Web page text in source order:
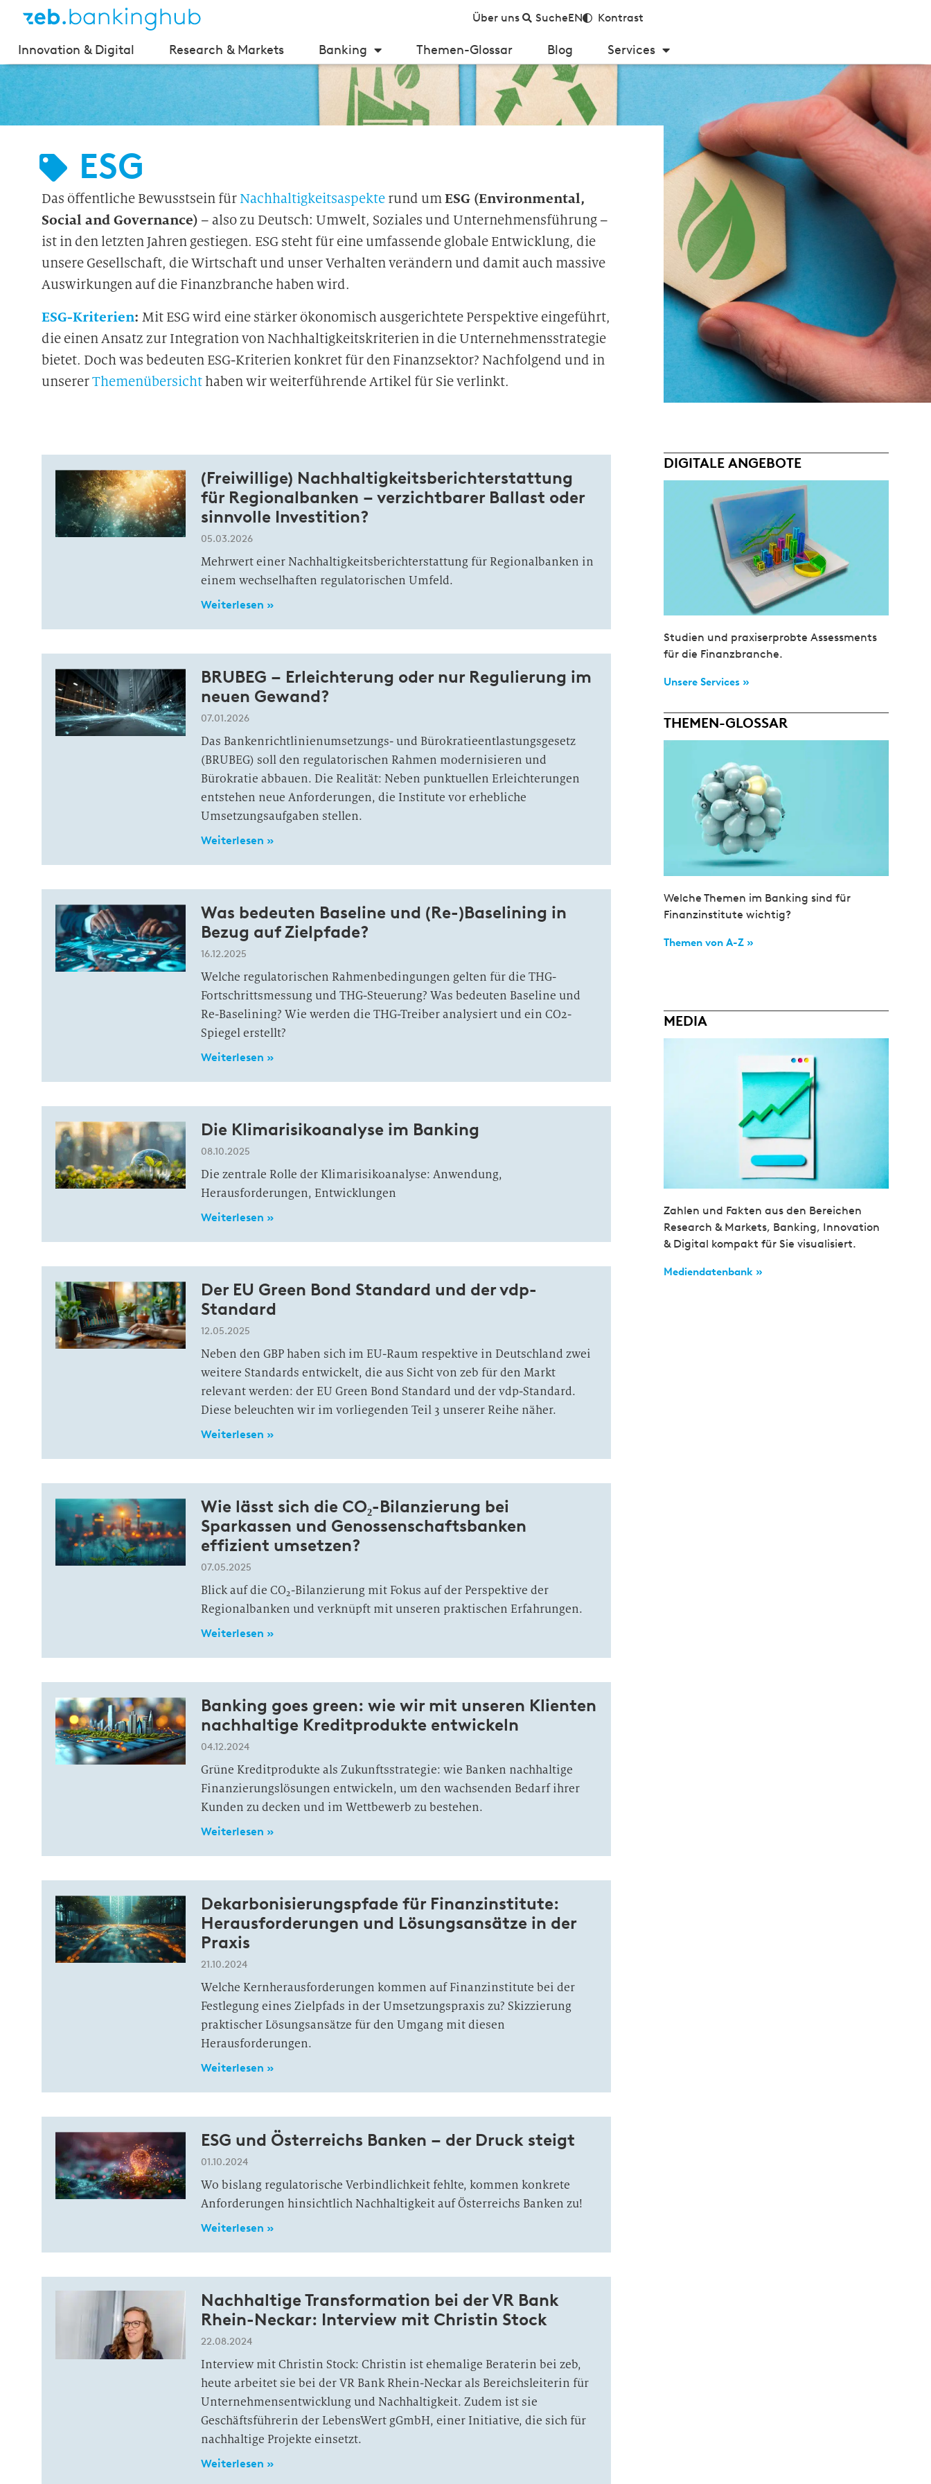
Über uns SucheEN Kontrast
Innovation & Digital Research & Markets Banking Themen-Glossar Blog Services
ESG
Das öffentliche Bewusstsein für Nachhaltigkeitsaspekte rund umESG (Environmental,
Social and Governance) – also zu Deutsch: Umwelt, Soziales und Unternehmensführung –
ist in den letzten Jahren gestiegen. ESG steht für eine umfassende globale Entwicklung, die
unsere Gesellschaft, die Wirtschaft und unser Verhalten verändern und damit auch massive
Auswirkungen auf die Finanzbranche haben wird.
ESG-Kriterien: Mit ESG wird eine stärker ökonomisch ausgerichtete Perspektive eingeführt,
die einen Ansatz zur Integration von Nachhaltigkeitskriterien in die Unternehmensstrategie
bietet. Doch was bedeuten ESG-Kriterien konkret für den Finanzsektor? Nachfolgend und in
unsererThemenübersicht haben wir weiterführende Artikel für Sie verlinkt.
(Freiwillige) Nachhaltigkeitsberichterstattung
für Regionalbanken – verzichtbarer Ballast oder
sinnvolle Investition?
05.03.2026
Mehrwert einer Nachhaltigkeitsberichterstattung für Regionalbanken in
einem wechselhaften regulatorischen Umfeld.
Weiterlesen »
BRUBEG – Erleichterung oder nur Regulierung im
neuen Gewand?
07.01.2026
Das Bankenrichtlinienumsetzungs- und Bürokratieentlastungsgesetz
(BRUBEG) soll den regulatorischen Rahmen modernisieren und
Bürokratie abbauen. Die Realität: Neben punktuellen Erleichterungen
entstehen neue Anforderungen, die Institute vor erhebliche
Umsetzungsaufgaben stellen.
Weiterlesen »
Was bedeuten Baseline und (Re-)Baselining in
Bezug auf Zielpfade?
16.12.2025
Welche regulatorischen Rahmenbedingungen gelten für die THG-
Fortschrittsmessung und THG-Steuerung? Was bedeuten Baseline und
Re-Baselining? Wie werden die THG-Treiber analysiert und ein CO2-
Spiegel erstellt?
Weiterlesen »
Die Klimarisikoanalyse im Banking
08.10.2025
Die zentrale Rolle der Klimarisikoanalyse: Anwendung,
Herausforderungen, Entwicklungen
Weiterlesen »
Der EU Green Bond Standard und der vdp-
Standard
12.05.2025
Neben den GBP haben sich im EU-Raum respektive in Deutschland zwei
weitere Standards entwickelt, die aus Sicht von zeb für den Markt
relevant werden: der EU Green Bond Standard und der vdp-Standard.
Diese beleuchten wir im vorliegenden Teil 3 unserer Reihe näher.
Weiterlesen »
Wie lässt sich die CO₂-Bilanzierung bei
Sparkassen und Genossenschaftsbanken
effizient umsetzen?
07.05.2025
Blick auf die CO2-Bilanzierung mit Fokus auf der Perspektive der
Regionalbanken und verknüpft mit unseren praktischen Erfahrungen.
Weiterlesen »
Banking goes green: wie wir mit unseren Klienten
nachhaltige Kreditprodukte entwickeln
04.12.2024
Grüne Kreditprodukte als Zukunftsstrategie: wie Banken nachhaltige
Finanzierungslösungen entwickeln, um den wachsenden Bedarf ihrer
Kunden zu decken und im Wettbewerb zu bestehen.
Weiterlesen »
Dekarbonisierungspfade für Finanzinstitute:
Herausforderungen und Lösungsansätze in der
Praxis
21.10.2024
Welche Kernherausforderungen kommen auf Finanzinstitute bei der
Festlegung eines Zielpfads in der Umsetzungspraxis zu? Skizzierung
praktischer Lösungsansätze für den Umgang mit diesen
Herausforderungen.
Weiterlesen »
ESG und Österreichs Banken – der Druck steigt
01.10.2024
Wo bislang regulatorische Verbindlichkeit fehlte, kommen konkrete
Anforderungen hinsichtlich Nachhaltigkeit auf Österreichs Banken zu!
Weiterlesen »
Nachhaltige Transformation bei der VR Bank
Rhein-Neckar: Interview mit Christin Stock
22.08.2024
Interview mit Christin Stock: Christin ist ehemalige Beraterin bei zeb,
heute arbeitet sie bei der VR Bank Rhein-Neckar als Bereichsleiterin für
Unternehmensentwicklung und Nachhaltigkeit. Zudem ist sie
Geschäftsführerin der LebensWert gGmbH, einer Initiative, die sich für
nachhaltige Projekte einsetzt.
Weiterlesen »
DIGITALE ANGEBOTE
Studien und praxiserprobte Assessments
für die Finanzbranche.
Unsere Services »
THEMEN-GLOSSAR
Welche Themen im Banking sind für
Finanzinstitute wichtig?
Themen von A-Z »
MEDIA
Zahlen und Fakten aus den Bereichen
Research & Markets, Banking, Innovation
& Digital kompakt für Sie visualisiert.
Mediendatenbank »